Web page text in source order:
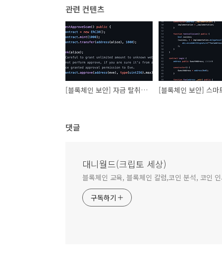
관련 컨텐츠
[블록체인 보안] 자금 탈취 공격 (approval scam)
댓글
대니월드(크립토 세상)
블록체인 교육, 블록체인 칼럼,코인 분석, 코인
구독하기